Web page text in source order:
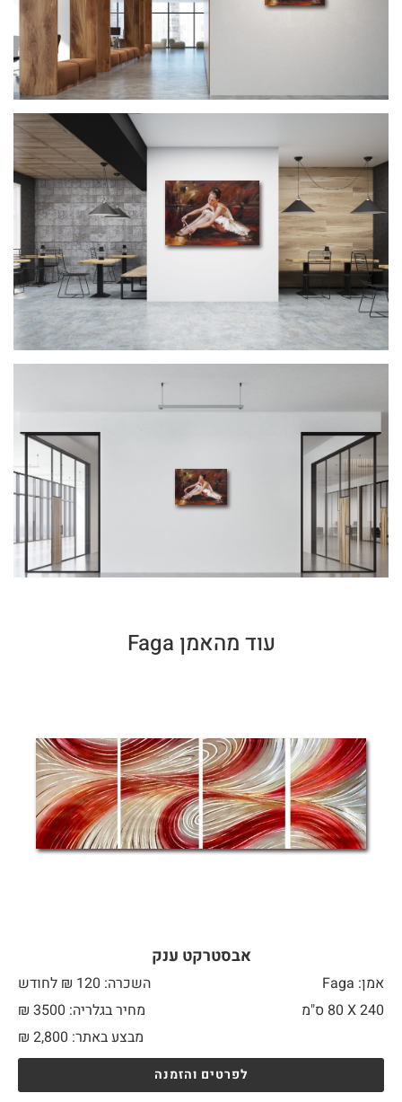
עוד מהאמן Faga
אבסטרקט ענק
אמן: Faga
השכרה: 120 ₪ לחודש
240 X
מחיר בגלריה: 3500 ₪
מבצע באתר:
₪ 2,800
לפרטים והזמנה